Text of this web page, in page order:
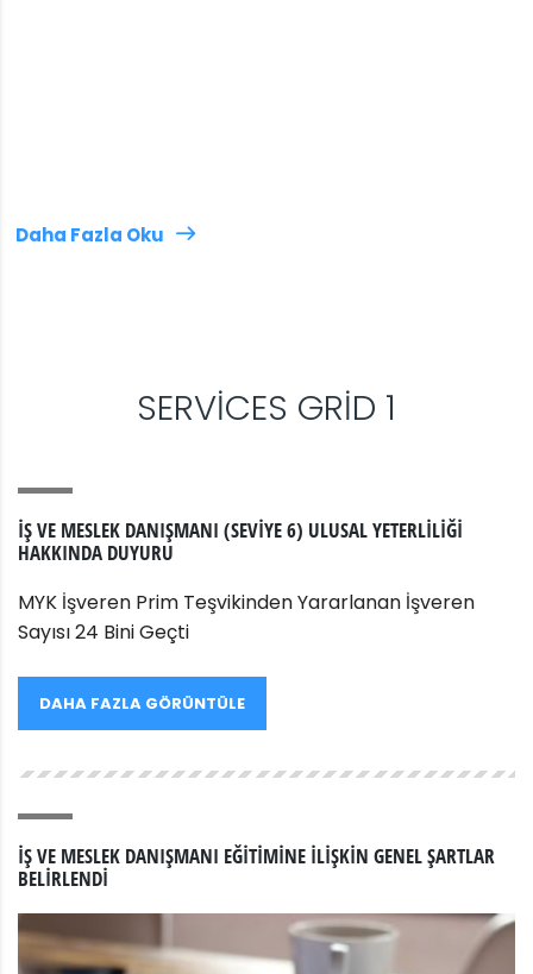
Daha Fazla Oku
SERVICES GRID 1
İŞ VE MESLEK DANIŞMANI (SEVIYE 6) ULUSAL YETERLILIĞI
HAKKINDA DUYURU
MYK İşveren Prim Teşvikinden Yararlanan İşveren
Sayısı 24 Bini Geçti
DAHA FAZLA GÖRÜNTÜLE
İŞ VE MESLEK DANIŞMANI EĞITIMINE İLIŞKIN GENEL ŞARTLAR
BELIRLENDI